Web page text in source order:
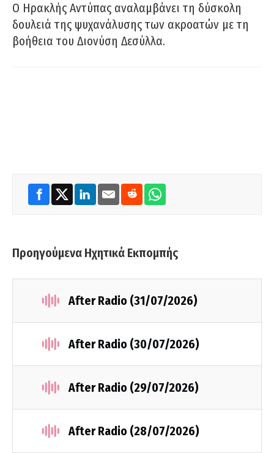
Ο Ηρακλής Αντύπας αναλαμβάνει τη δύσκολη
δουλειά της ψυχανάλυσης των ακροατών με τη
βοήθεια του Διονύση Δεσύλλα.
Προηγούμενα Ηχητικά Εκπομπής
After Radio (31/07/2026)
After Radio (30/07/2026)
After Radio (29/07/2026)
After Radio (28/07/2026)